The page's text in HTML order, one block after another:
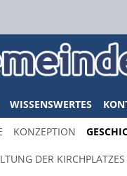
WISSENSWERTES
KONZEPTION
DER